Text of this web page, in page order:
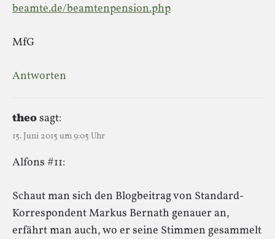
beamte.de/beamtenpension.php
MfG
Antworten
theosagt:
15. Juni 2015 um 9:05 Uhr
Alfons #11:
Schaut man sich den Blogbeitrag von Standard-
Korrespondent Markus Bernath genauer an,
erfährt man auch, wo er seine Stimmen gesammelt